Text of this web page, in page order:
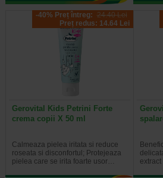
-40% Preț întreg: 24.40 Lei
Preț redus: 14.64 Lei
Gerovital Kids Petrini Forte
crema copii X 50 ml
Calmeaza pielea iritata si reduce
roseata si disconfortul; Protejeaza
pielea care se irita foarte usor…